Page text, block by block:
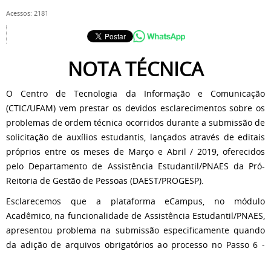
Acessos: 2181
NOTA TÉCNICA
O Centro de Tecnologia da Informação e Comunicação
(CTIC/UFAM) vem prestar os devidos esclarecimentos sobre os
problemas de ordem técnica ocorridos durante a submissão de
solicitação de auxílios estudantis, lançados através de editais
próprios entre os meses de Março e Abril / 2019, oferecidos
pelo Departamento de Assistência Estudantil/PNAES da Pró-
Reitoria de Gestão de Pessoas (DAEST/PROGESP).
Esclarecemos que a plataforma eCampus, no módulo
Acadêmico, na funcionalidade de Assistência Estudantil/PNAES,
apresentou problema na submissão especificamente quando
da adição de arquivos obrigatórios ao processo no Passo 6 -